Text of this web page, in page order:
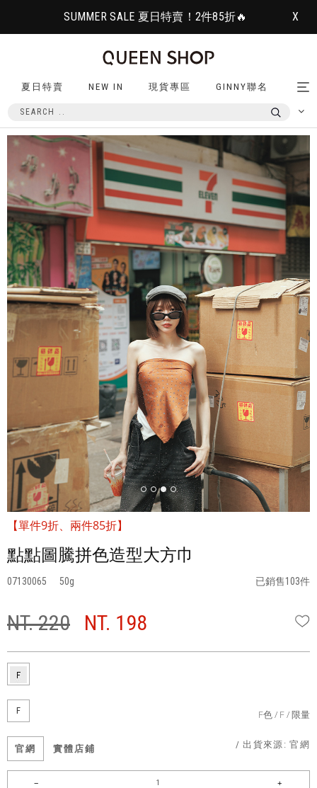
SUMMER SALE 夏日特賣！2件85折🔥 X
夏日特賣 NEW IN 現貨專區 GINNY聯名
【單件9折、兩件85折】
點點圖騰拼色造型大方巾
07130065 50 已銷售103件
NT. 220 NT. 198
F F色 F 限量
官網 實體店鋪 / 出貨來源:官網